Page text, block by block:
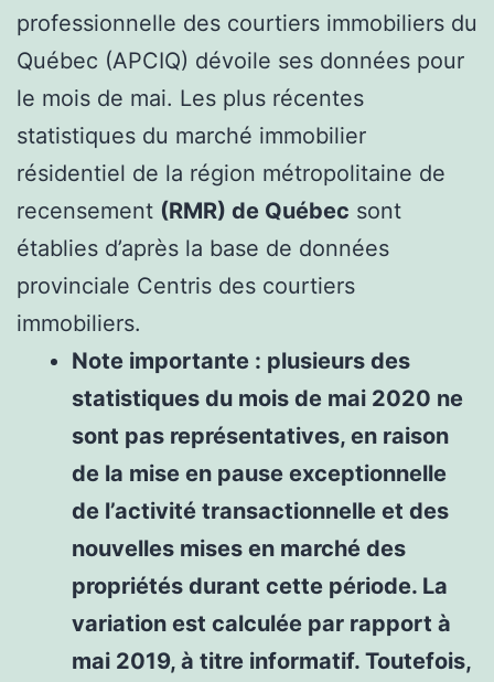
professionnelle des courtiers immobiliers du
Québec (APCIQ) dévoile ses données pour
le mois de mai. Les plus récentes
statistiques du marché immobilier
résidentiel de la région métropolitaine de
recensement (RMR) de Québec sont
établies d’après la base de données
provinciale Centris des courtiers
immobiliers.
Note importante : plusieurs des
statistiques du mois de mai 2020 ne
sont pas représentatives, en raison
de la mise en pause exceptionnelle
de l’activité transactionnelle et des
nouvelles mises en marché des
propriétés durant cette période. La
variation est calculée par rapport à
mai 2019, à titre informatif. Toutefois,